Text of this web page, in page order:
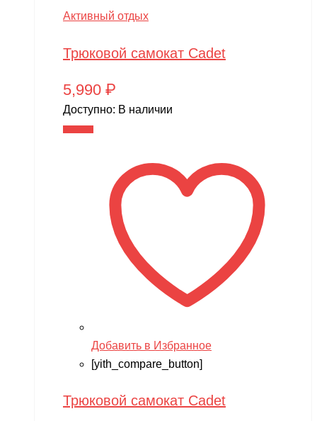
Активный отдых
Трюковой самокат Cadet
5,990 ₽
Доступно: В наличии
Добавить в Избранное
[yith_compare_button]
Трюковой самокат Cadet